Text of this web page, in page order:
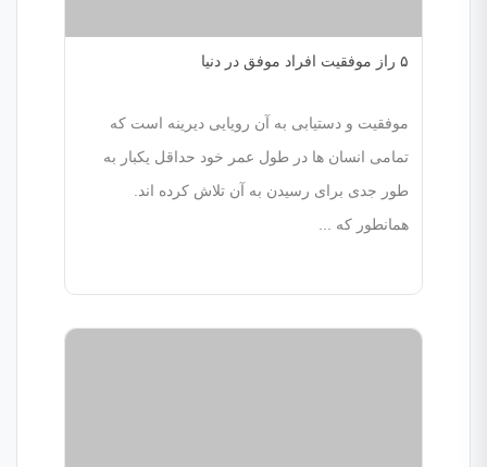
۵ راز موفقیت افراد موفق در دنیا
موفقیت و دستیابی به آن رویایی دیرینه است که
تمامی انسان ها در طول عمر خود حداقل یکبار به
طور جدی برای رسیدن به آن تلاش کرده اند.
همانطور که ...